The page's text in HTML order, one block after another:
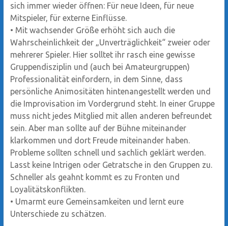
sich immer wieder öffnen: Für neue Ideen, für neue
Mitspieler, für externe Einflüsse.
• Mit wachsender Größe erhöht sich auch die
Wahrscheinlichkeit der „Unverträglichkeit“ zweier oder
mehrerer Spieler. Hier solltet ihr rasch eine gewisse
Gruppendisziplin und (auch bei Amateurgruppen)
Professionalität einfordern, in dem Sinne, dass
persönliche Animositäten hintenangestellt werden und
die Improvisation im Vordergrund steht. In einer Gruppe
muss nicht jedes Mitglied mit allen anderen befreundet
sein. Aber man sollte auf der Bühne miteinander
klarkommen und dort Freude miteinander haben.
Probleme sollten schnell und sachlich geklärt werden.
Lasst keine Intrigen oder Getratsche in den Gruppen zu.
Schneller als geahnt kommt es zu Fronten und
Loyalitätskonflikten.
• Umarmt eure Gemeinsamkeiten und lernt eure
Unterschiede zu schätzen.